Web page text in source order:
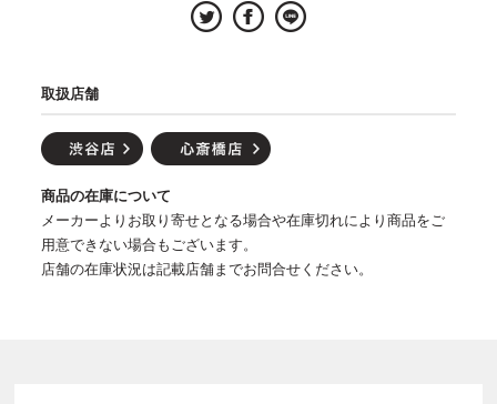
取扱店舗
商品の在庫について
メーカーよりお取り寄せとなる場合や在庫切れにより商品をご
用意できない場合もございます。
店舗の在庫状況は記載店舗までお問合せください。